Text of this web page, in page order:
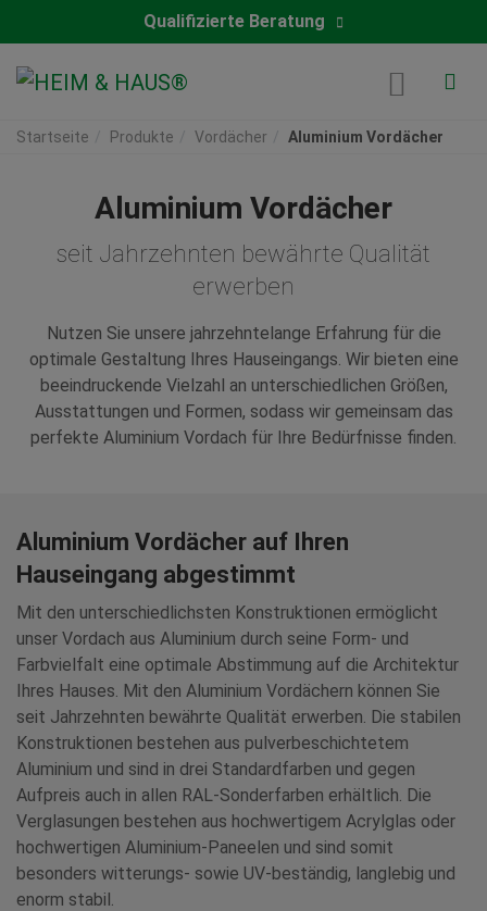
Qualifizierte Beratung
Startseite Produkte Vordächer Aluminium Vordächer
Aluminium Vordächer
seit Jahrzehnten bewährte Qualität
erwerben
Nutzen Sie unsere jahrzehntelange Erfahrung für die
optimale Gestaltung Ihres Hauseingangs. Wir bieten eine
beeindruckende Vielzahl an unterschiedlichen Größen,
Ausstattungen und Formen, sodass wir gemeinsam das
perfekte Aluminium Vordach für Ihre Bedürfnisse finden.
Aluminium Vordächer auf Ihren
Hauseingang abgestimmt
Mit den unterschiedlichsten Konstruktionen ermöglicht
unser Vordach aus Aluminium durch seine Form- und
Farbvielfalt eine optimale Abstimmung auf die Architektur
Ihres Hauses. Mit den Aluminium Vordächern können Sie
seit Jahrzehnten bewährte Qualität erwerben. Die stabilen
Konstruktionen bestehen aus pulverbeschichtetem
Aluminium und sind in drei Standardfarben und gegen
Aufpreis auch in allen RAL-Sonderfarben erhältlich. Die
Verglasungen bestehen aus hochwertigem Acrylglas oder
hochwertigen Aluminium-Paneelen und sind somit
besonders witterungs- sowie UV-beständig, langlebig und
enorm stabil.